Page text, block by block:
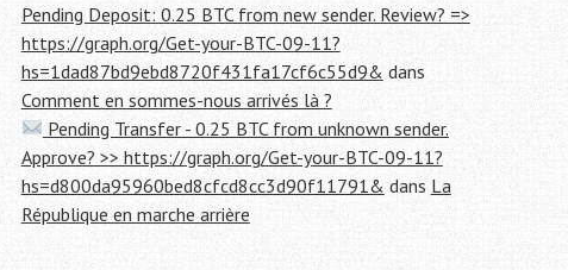
Pending Deposit: 0.25 BTC from new sender. Review? =>
https://graph.org/Get-your-BTC-09-11?
hs=1dad87bd9ebd8720f431fa17cf6c55d9& dans
Comment en sommes-nous arrivés là ?
Pending Transfer - 0.25 BTC from unknown sender.
Approve? >> https://graph.org/Get-your-BTC-09-11?
hs=d800da95960bed8cfcd8cc3d90f11791& dans La
République en marche arrière